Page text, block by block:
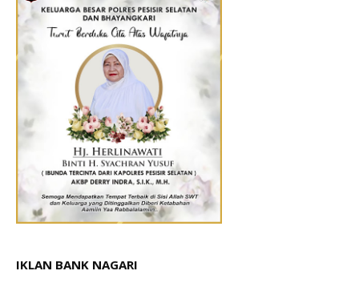
IKLAN BANK NAGARI